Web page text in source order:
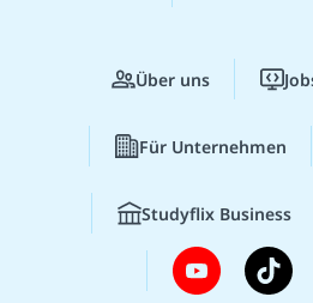
Über uns
Für Unternehmen
Studyflix Business